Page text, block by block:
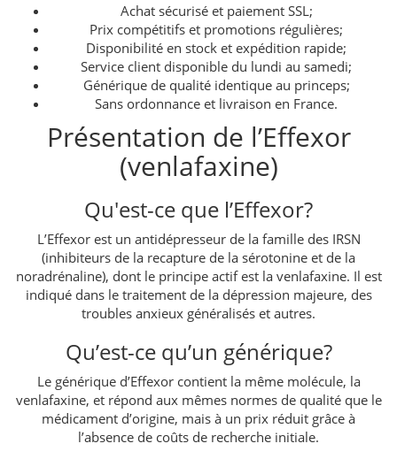
Achat sécurisé et paiement SSL;
Prix compétitifs et promotions régulières;
Disponibilité en stock et expédition rapide;
Service client disponible du lundi au samedi;
Générique de qualité identique au princeps;
Sans ordonnance et livraison en France.
Présentation de l’Effexor
(venlafaxine)
Qu'est-ce que l’Effexor?
L’Effexor est un antidépresseur de la famille des IRSN
(inhibiteurs de la recapture de la sérotonine et de la
noradrénaline), dont le principe actif est la venlafaxine. Il est
indiqué dans le traitement de la dépression majeure, des
troubles anxieux généralisés et autres.
Qu’est-ce qu’un générique?
Le générique d’Effexor contient la même molécule, la
venlafaxine, et répond aux mêmes normes de qualité que le
médicament d’origine, mais à un prix réduit grâce à
l’absence de coûts de recherche initiale.